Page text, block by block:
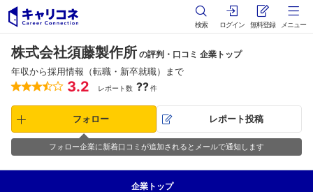
検索 ログイン 無料登録 メニュー
株式会社須藤製作所 の評判・口コミ 企業トップ
年収から採用情報（転職・新卒就職）まで
3.2 レポート数 ??件
フォロー レポート投稿
フォロー企業に新着口コミが追加されるとメールで通知します
企業 トップ